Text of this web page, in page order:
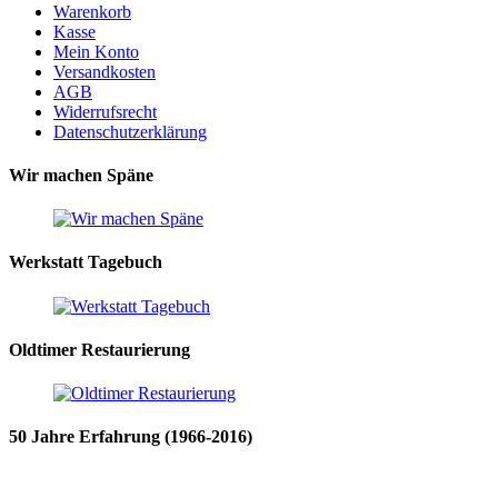
Warenkorb
Kasse
Mein Konto
Versandkosten
AGB
Widerrufsrecht
Datenschutzerklärung
Wir machen Späne
Werkstatt Tagebuch
Oldtimer Restaurierung
50 Jahre Erfahrung (1966-2016)